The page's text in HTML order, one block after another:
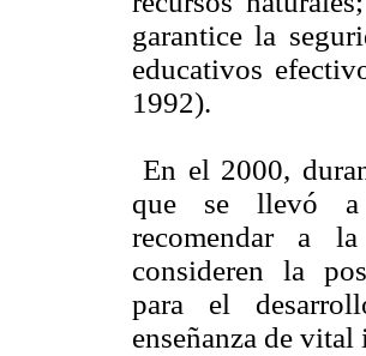
garantice la
educativos
1992).
En el 2000,
que se llevó a
recomendar a
consideren la
para el
enseñanza de